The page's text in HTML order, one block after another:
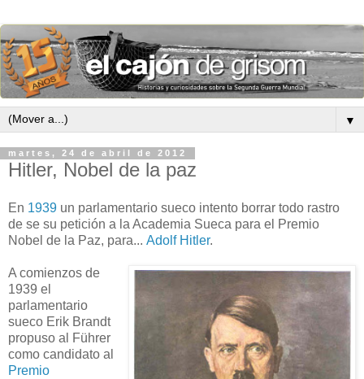
▼
martes, 24 de abril de 2012
Hitler, Nobel de la paz
En 1939 un parlamentario sueco intento borrar todo rastro
de se su petición a la Academia Sueca para el Premio
Nobel de la Paz, para... Adolf Hitler.
A comienzos de
1939 el
parlamentario
sueco Erik Brandt
propuso al Führer
como candidato al
Premio